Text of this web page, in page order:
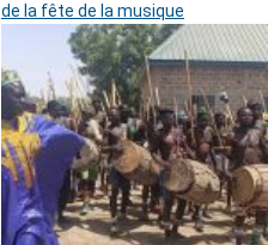
de la fête de la musique